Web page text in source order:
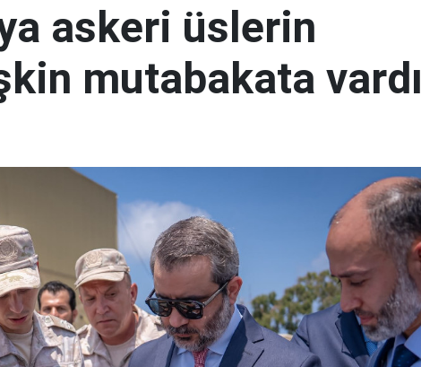
askeri üslerin
mutabakata vardı